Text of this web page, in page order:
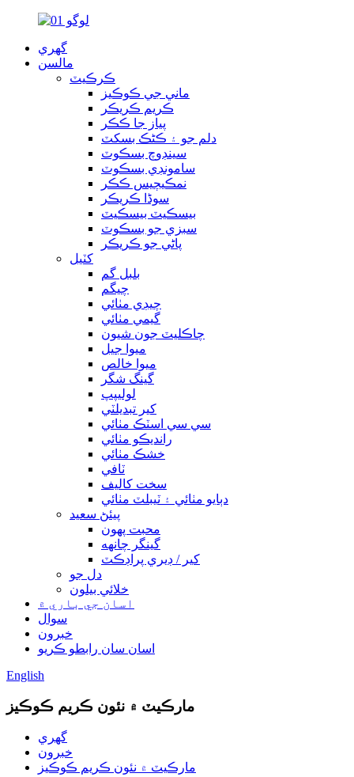
گهري
مالسن
ڪرڪيٽ
ماني جي ڪوڪيز
ڪريم ڪريڪر
پیاز جا ڪڪر
دلم جو ۽ ڪڻڪ بسکٽ
سينڊوچ بسڪوٽ
سامونڊي بسڪوٽ
نمڪيچيس ڪڪر
سوڈا ڪريڪر
بيسڪيٽ بيسڪيٽ
سبزي جو بسڪوٽ
پاڻي جو ڪريڪر
کٽيل
بلبل گم
چيگم
چيڊي مٺائي
گيمي مٺائي
چاڪليٽ جون شيون
ميوا جيل
ميوا خالص
گينگ شگر
لوليپپ
کير تبديلٽي
سي سي اسٽڪ مٺائي
رانديڪو مٺائي
خشڪ مٺائي
ٽافي
سخت کاليف
دٻايو مٺائي ۽ ٽيبلٽ مٺائي
پيئڻ سعيد
محبت پهون
گينگر چانهه
کير / ڊيري پراڊڪٽ
دل جو
خلائي بيلون
اسان جي باري ۾
سوال
خبرون
اسان سان رابطو ڪريو
English
مارڪيٽ ۾ نئون ڪريم ڪوڪيز
گهري
خبرون
مارڪيٽ ۾ نئون ڪريم ڪوڪيز